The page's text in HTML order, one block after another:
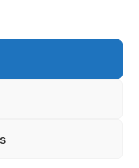
Chameleon Ideas